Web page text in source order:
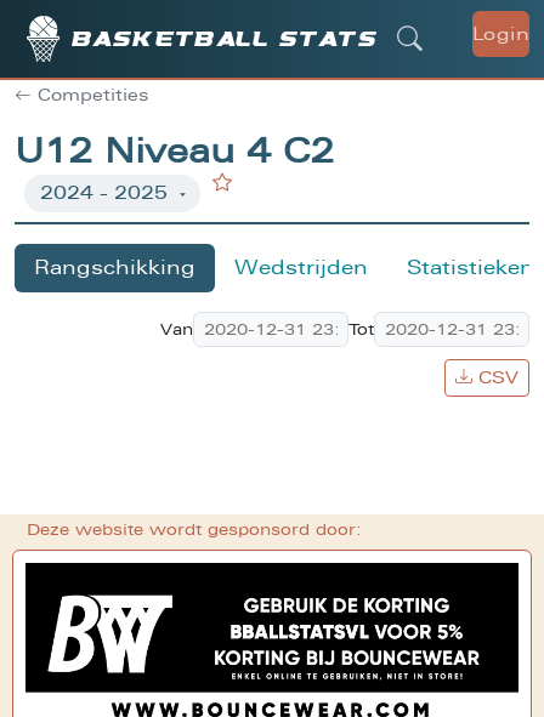
Basketball stats Login
Competities
U12 Niveau 4 C2
Rangschikking Wedstrijden Statistieken
Van Tot
CSV
Deze website wordt gesponsord door: